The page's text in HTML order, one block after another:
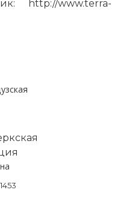
http://www.terra-